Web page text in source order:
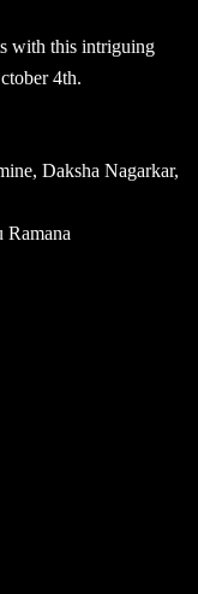
with this intriguing
4th.
Daksha Nagarkar,
Ramana